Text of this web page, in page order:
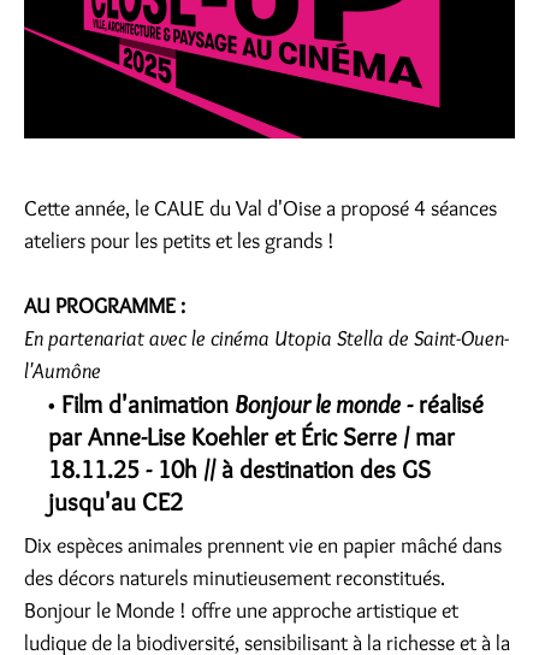
Cette année, le CAUE du Val d'Oise a proposé 4 séances
ateliers pour les petits et les grands !
AU PROGRAMME :
En partenariat avec le cinéma Utopia Stella de Saint-Ouen-
l'Aumône
Film d'animation Bonjour le monde - réalisé
par Anne-Lise Koehler et Éric Serre / mar
18.11.25 - 10h // à destination des GS
jusqu'au CE2
Dix espèces animales prennent vie en papier mâché dans
des décors naturels minutieusement reconstitués.
Bonjour le Monde ! offre une approche artistique et
ludique de la biodiversité, sensibilisant à la richesse et à la